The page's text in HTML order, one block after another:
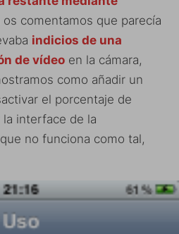
comentamos que parecía
indicios de una
de vídeo en la cámara,
como añadir un
el porcentaje de
interface de la
no funciona como tal,